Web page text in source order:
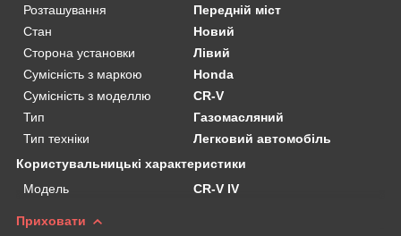
Розташування
Передній міст
Стан
Новий
Сторона установки
Лівий
Сумісність з маркою
Honda
Сумісність з моделлю
CR-V
Тип
Газомасляний
Тип техніки
Легковий автомобіль
Користувальницькі характеристики
Мoдель
CR-V IV
Приховати